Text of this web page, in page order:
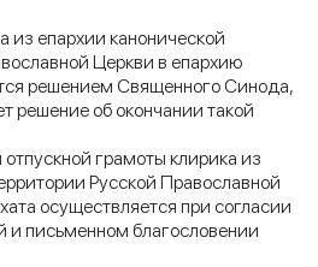
из епархии канонической
Церкви в епархию
решением Священного Синода,
решение об окончании такой
грамоты клирика из
Русской Православной
осуществляется при согласии
и письменном благословении